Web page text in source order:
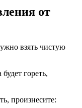
от
взять чистую
гореть,
произнесите: